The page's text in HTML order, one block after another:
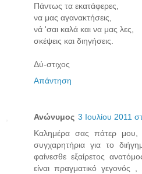
Πάντως τα εκατάφερες,
να μας αγανακτήσεις,
νά 'σαι καλά και να μας λες,
σκέψεις και διηγήσεις.
Δύ-στιχος
Απάντηση
Ανώνυμος 3 Ιουλίου 2011
Καλημέρα σας πάτερ μου,
συγχαρητήρια για το
φαίνεσθε εξαίρετος
είναι πραγματικό